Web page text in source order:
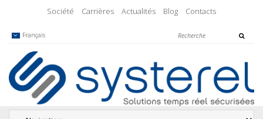
Société Carrières Actualités Blog Contacts
Français